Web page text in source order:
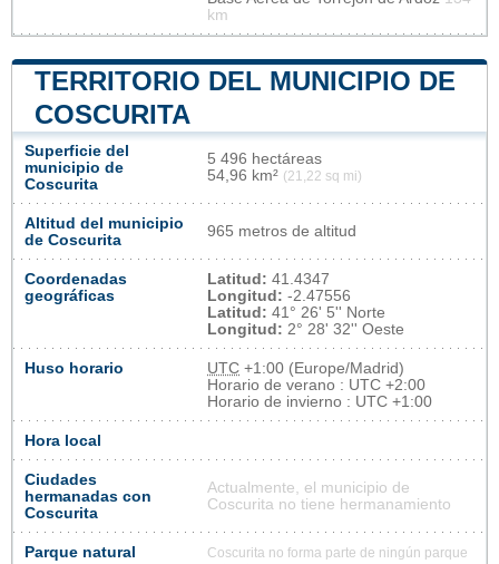
km
TERRITORIO DEL MUNICIPIO DE
COSCURITA
Superficie del
municipio de
Coscurita
5 496 hectáreas
54,96 km² (21,22 sq mi)
Altitud del municipio
de Coscurita
965 metros de altitud
Coordenadas
geográficas
Latitud: 41.4347
Longitud: -2.47556
Latitud: 41° 26' 5'' Norte
Longitud: 2° 28' 32'' Oeste
Huso horario UTC +1:00 (Europe/Madrid)
Horario de verano : UTC +2:00
Horario de invierno : UTC +1:00
Hora local
Ciudades
hermanadas con
Coscurita
Actualmente, el municipio de
Coscurita no tiene hermanamiento
Parque natural
Coscurita no forma parte de ningún parque